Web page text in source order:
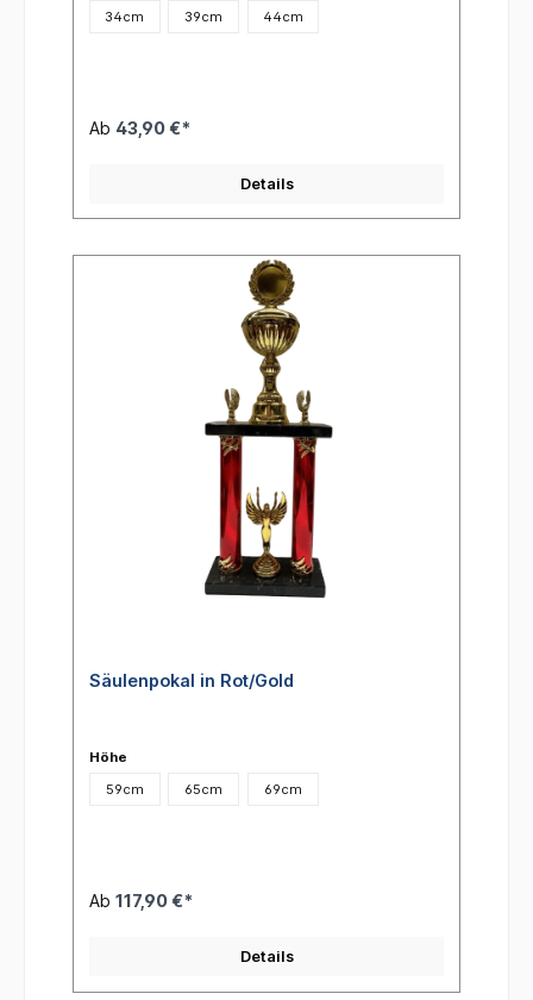
34cm
39cm 44cm
Ab 43,90 €*
Details
Säulenpokal in Rot/Gold
Höhe
59cm
65cm 69cm
Ab 117,90 €*
Details